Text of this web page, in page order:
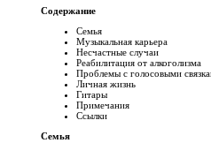
Содержание
Семья
Музыкальная карьера
Несчастные случаи
Реабилитация от алкоголизма
Проблемы с голосовыми
Личная жизнь
Гитары
Примечания
Ссылки
Семья